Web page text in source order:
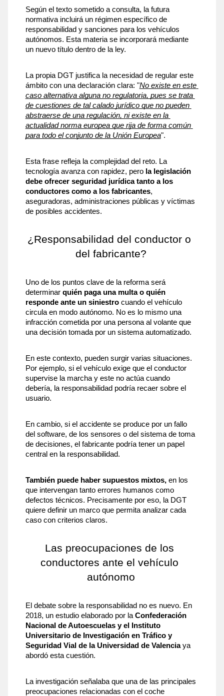
Según el texto sometido a consulta, la futura
normativa incluirá un régimen específico de
responsabilidad y sanciones para los vehículos
autónomos. Esta materia se incorporará mediante
un nuevo título dentro de la ley.
La propia DGT justifica la necesidad de regular este
ámbito con una declaración clara: "No existe en este
caso alternativa alguna no regulatoria, pues se trata
de cuestiones de tal calado jurídico que no pueden
abstraerse de una regulación, ni existe en la
actualidad norma europea que rija de forma común
para todo el conjunto de la Unión Europea".
Esta frase refleja la complejidad del reto. La
tecnología avanza con rapidez, pero la legislación
debe ofrecer seguridad jurídica tanto a los
conductores como a los fabricantes,
aseguradoras, administraciones públicas y víctimas
de posibles accidentes.
¿Responsabilidad del conductor o
del fabricante?
Uno de los puntos clave de la reforma será
determinar quién paga una multa o quién
responde ante un siniestro cuando el vehículo
circula en modo autónomo. No es lo mismo una
infracción cometida por una persona al volante que
una decisión tomada por un sistema automatizado.
En este contexto, pueden surgir varias situaciones.
Por ejemplo, si el vehículo exige que el conductor
supervise la marcha y este no actúa cuando
debería, la responsabilidad podría recaer sobre el
usuario.
En cambio, si el accidente se produce por un fallo
del software, de los sensores o del sistema de toma
de decisiones, el fabricante podría tener un papel
central en la responsabilidad.
También puede haber supuestos mixtos, en los
que intervengan tanto errores humanos como
defectos técnicos. Precisamente por eso, la DGT
quiere definir un marco que permita analizar cada
caso con criterios claros.
Las preocupaciones de los
conductores ante el vehículo
autónomo
El debate sobre la responsabilidad no es nuevo. En
2018, un estudio elaborado por la Confederación
Nacional de Autoescuelas y el Instituto
Universitario de Investigación en Tráfico y
Seguridad Vial de la Universidad de Valencia ya
abordó esta cuestión.
La investigación señalaba que una de las principales
preocupaciones relacionadas con el coche